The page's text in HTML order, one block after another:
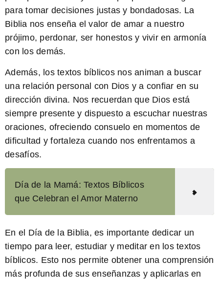
para tomar decisiones justas y bondadosas. La
Biblia nos enseña el valor de amar a nuestro
prójimo, perdonar, ser honestos y vivir en armonía
con los demás.
Además, los textos bíblicos nos animan a buscar
una relación personal con Dios y a confiar en su
dirección divina. Nos recuerdan que Dios está
siempre presente y dispuesto a escuchar nuestras
oraciones, ofreciendo consuelo en momentos de
dificultad y fortaleza cuando nos enfrentamos a
desafíos.
Día de la Mamá: Textos Bíblicos
que Celebran el Amor Materno
En el Día de la Biblia, es importante dedicar un
tiempo para leer, estudiar y meditar en los textos
bíblicos. Esto nos permite obtener una comprensión
más profunda de sus enseñanzas y aplicarlas en